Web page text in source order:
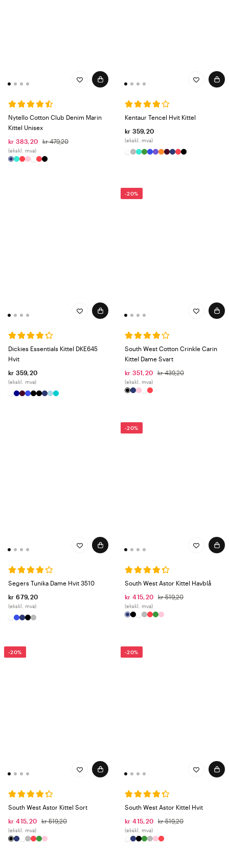
Nytello Cotton Club Denim Marin
Kittel Unisex
kr 383,20
kr 479,20
(ekskl. mva)
Kentaur Tencel Hvit Kittel
kr 359,20
(ekskl. mva)
Dickies Essentials Kittel DKE645
Hvit
kr 359,20
(ekskl. mva)
-20%
South West Cotton Crinkle Carin
Kittel Dame Svart
kr 351,20
kr 439,20
(ekskl. mva)
Segers Tunika Dame Hvit 3510
kr 679,20
(ekskl. mva)
-20%
South West Astor Kittel Havblå
kr 415,20
kr 519,20
(ekskl. mva)
-20%
South West Astor Kittel Sort
kr 415,20
kr 519,20
(ekskl. mva)
-20%
South West Astor Kittel Hvit
kr 415,20
kr 519,20
(ekskl. mva)